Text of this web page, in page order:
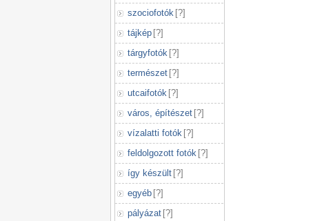
szociofotók [?]
tájkép [?]
tárgyfotók [?]
természet [?]
utcaifotók [?]
város, építészet [?]
vízalatti fotók [?]
feldolgozott fotók [?]
így készült [?]
egyéb [?]
pályázat [?]